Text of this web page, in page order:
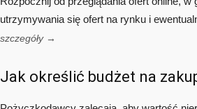
utrzymywania się ofert na rynku i
szczegóły →
Jak określić budżet na